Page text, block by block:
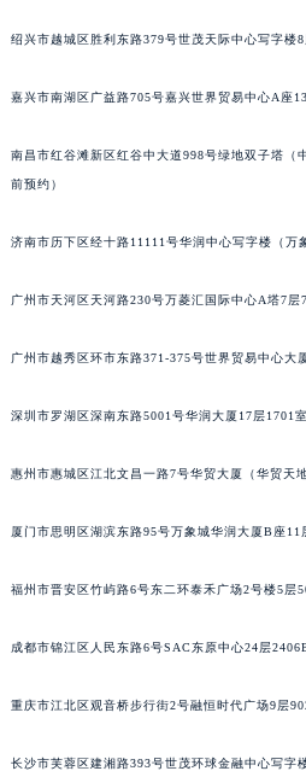
绍兴市越城区胜利东路379号世茂天际中心写字楼8
嘉兴市南湖区广益路705号嘉兴世界贸易中心A座
南昌市红谷滩新区红谷中大道998号绿地双子塔（
前预约）
济南市历下区经十路11111号华润中心写字楼（万
广州市天河区天河路230号万菱汇国际中心A塔7层
广州市越秀区环市东路371-375号世界贸易中心大
深圳市罗湖区深南东路5001号华润大厦17层1701
惠州市惠城区江北文昌一路7号华贸大厦（华贸天
厦门市思明区湖滨东路95号万象城华润大厦B座11
福州市晋安区竹屿路6号东二环泰禾广场2号楼5层
成都市锦江区人民东路6号SAC东原中心24层
重庆市江北区观音桥步行街2号融恒时代广场9层
长沙市芙蓉区建湘路393号世茂环球金融中心写字